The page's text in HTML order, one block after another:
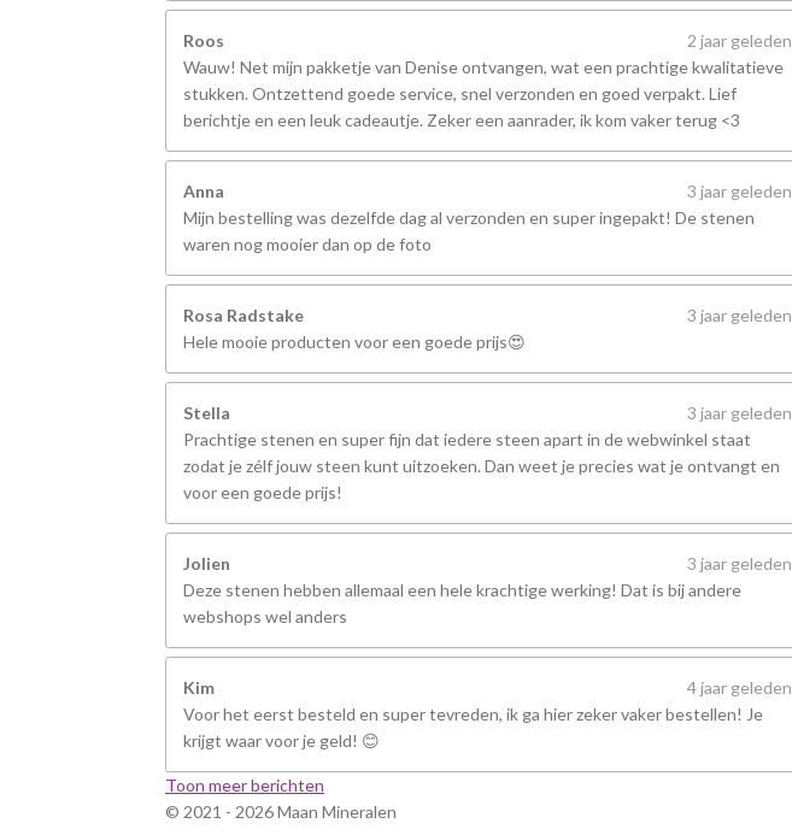
Roos
2 jaar geleden
Wauw! Net mijn pakketje van Denise ontvangen, wat een prachtige kwalitatieve
stukken. Ontzettend goede service, snel verzonden en goed verpakt. Lief
berichtje en een leuk cadeautje. Zeker een aanrader, ik kom vaker terug <3
Anna
3 jaar geleden
Mijn bestelling was dezelfde dag al verzonden en super ingepakt! De stenen
waren nog mooier dan op de foto
Rosa Radstake
3 jaar geleden
Hele mooie producten voor een goede prijs😍
Stella
3 jaar geleden
Prachtige stenen en super fijn dat iedere steen apart in de webwinkel staat
zodat je zélf jouw steen kunt uitzoeken. Dan weet je precies wat je ontvangt en
voor een goede prijs!
Jolien
3 jaar geleden
Deze stenen hebben allemaal een hele krachtige werking! Dat is bij andere
webshops wel anders
Kim
4 jaar geleden
Voor het eerst besteld en super tevreden, ik ga hier zeker vaker bestellen! Je
krijgt waar voor je geld! 😊
Toon meer berichten
© 2021 - 2026 Maan Mineralen